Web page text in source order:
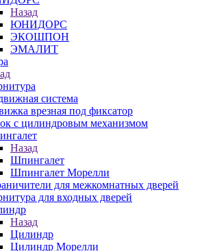
Назад
ЮНИДОРС
ЭКОШПОН
ЭМАЛИТ
система
врезная под фиксатор
с цилиндровым механизмом
Назад
Шпингалет
Шпингалет Морелли
для межкомнатных дверей
для входных дверей
Назад
Цилиндр
Цилиндр Морелли